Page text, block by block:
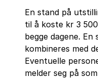
En stand på
til å koste kr 3
begge dagene.
kombineres med
Eventuelle
melder seg på